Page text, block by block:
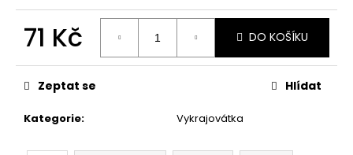
71 Kč
cena:
DO KOŠÍKU
Kategorie: Vykrajovátka
Zeptat se Hlídat
u
č
j
e
e